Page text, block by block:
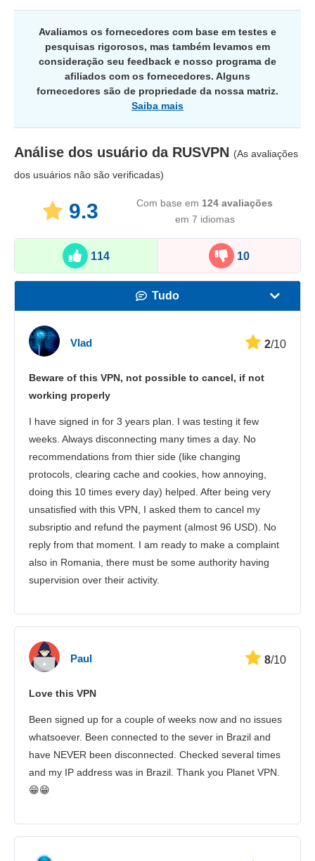
Avaliamos os fornecedores com base em testes e
pesquisas rigorosos, mas também levamos em
consideração seu feedback e nosso programa de
afiliados com os fornecedores. Alguns
fornecedores são de propriedade da nossa matriz.
Saiba mais
Análise dos usuário da RUSVPN (As avaliações
dos usuários não são verificadas)
9.3 Com base em 124 avaliações
em 7 idiomas
114 10
Tudo
Segurança
Suporte
Vlad 2/10
Beware of this VPN, not possible to cancel, if not
working properly
I have signed in for 3 years plan. I was testing it few
weeks. Always disconnecting many times a day. No
recommendations from thier side (like changing
protocols, clearing cache and cookies, how annoying,
doing this 10 times every day) helped. After being very
unsatisfied with this VPN, I asked them to cancel my
subsriptio and refund the payment (almost 96 USD). No
reply from that moment. I am ready to make a complaint
also in Romania, there must be some authority having
supervision over their activity.
Paul 8/10
Love this VPN
Been signed up for a couple of weeks now and no issues
whatsoever. Been connected to the sever in Brazil and
have NEVER been disconnected. Checked several times
and my IP address was in Brazil. Thank you Planet VPN.
😁😁